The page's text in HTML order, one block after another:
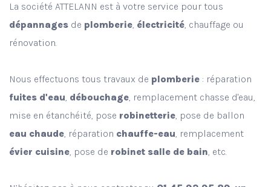
La société ATTELANN est à votre service pour tous
dépannages de plomberie, électricité, chauffage ou
rénovation.
Nous effectuons tous travaux de plomberie : réparation
fuites d'eau, débouchage, remplacement chasse d'eau,
mise en étanchéité, pose robinetterie, pose de ballon
eau chaude, réparation chauffe-eau, remplacement
évier cuisine, pose de robinet salle de bain, etc.